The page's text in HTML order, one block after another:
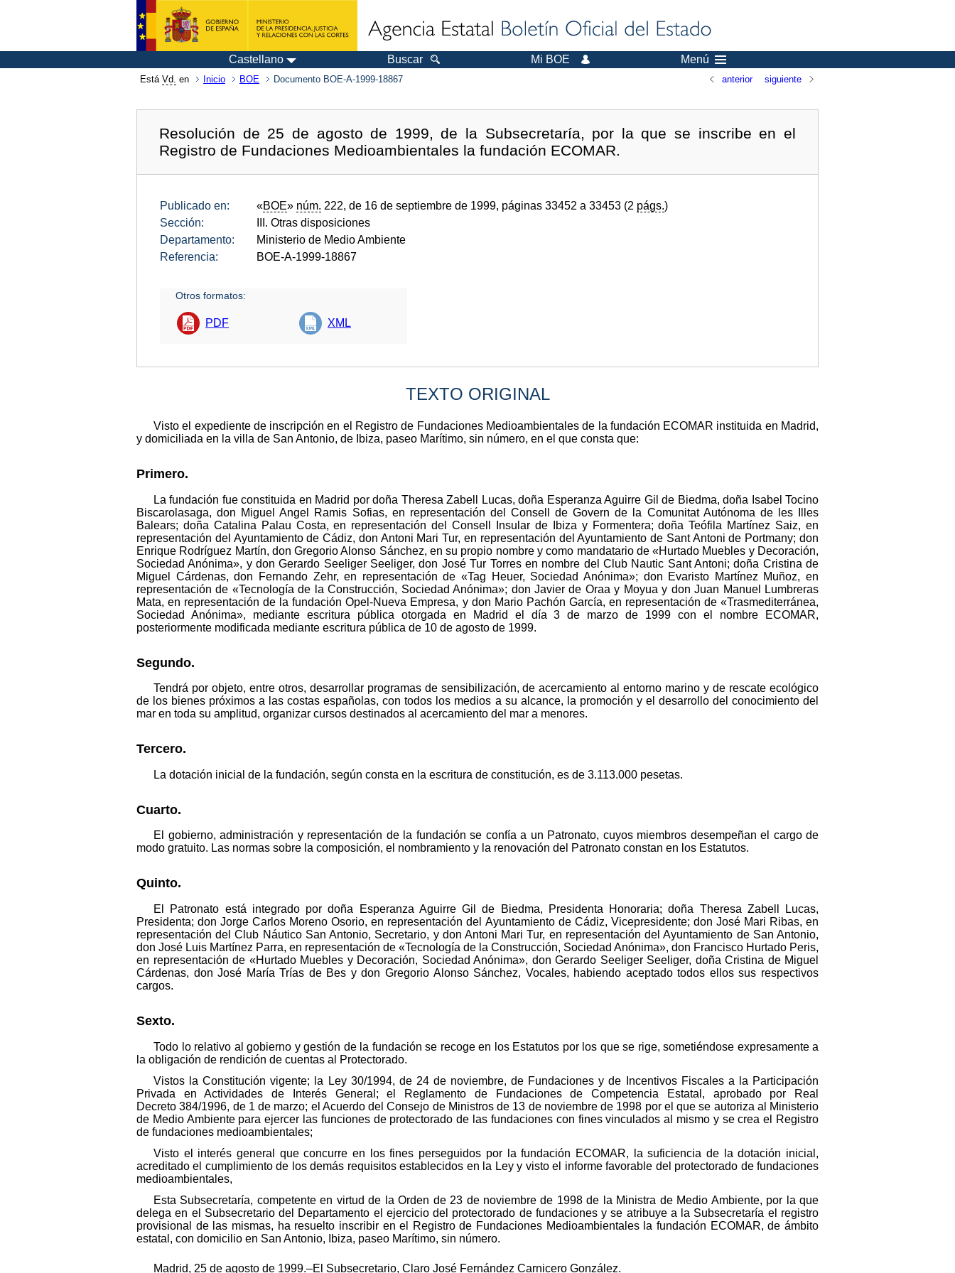
Castellano Buscar Mi BOE Menú
Está Vd. en Inicio BOE Documento BOE-A-1999-18867 anterior siguiente
Resolución de 25 de agosto de 1999, de la Subsecretaría, por la que se inscribe en el
Registro de Fundaciones Medioambientales la fundación ECOMAR.
Publicado en: «BOE» núm. 222, de 16 de septiembre de 1999, páginas 33452 a 33453 (2 págs.)
Sección:
III. Otras disposiciones
Departamento:
Ministerio de Medio Ambiente
Referencia:
BOE-A-1999-18867
Otros formatos:
PDF XML
TEXTO ORIGINAL
Visto el expediente de inscripción en el Registro de Fundaciones Medioambientales de la fundación ECOMAR instituida en Madrid,
y domiciliada en la villa de San Antonio, de Ibiza, paseo Marítimo, sin número, en el que consta que:
Primero.
La fundación fue constituida en Madrid por doña Theresa Zabell Lucas, doña Esperanza Aguirre Gil de Biedma, doña Isabel Tocino
Biscarolasaga, don Miguel Angel Ramis Sofias, en representación del Consell de Govern de la Comunitat Autónoma de les Illes
Balears; doña Catalina Palau Costa, en representación del Consell Insular de Ibiza y Formentera; doña Teófila Martínez Saiz, en
representación del Ayuntamiento de Cádiz, don Antoni Mari Tur, en representación del Ayuntamiento de Sant Antoni de Portmany; don
Enrique Rodríguez Martín, don Gregorio Alonso Sánchez, en su propio nombre y como mandatario de «Hurtado Muebles y Decoración,
Sociedad Anónima», y don Gerardo Seeliger Seeliger, don José Tur Torres en nombre del Club Nautic Sant Antoni; doña Cristina de
Miguel Cárdenas, don Fernando Zehr, en representación de «Tag Heuer, Sociedad Anónima»; don Evaristo Martínez Muñoz, en
representación de «Tecnología de la Construcción, Sociedad Anónima»; don Javier de Oraa y Moyua y don Juan Manuel Lumbreras
Mata, en representación de la fundación Opel-Nueva Empresa, y don Mario Pachón García, en representación de «Trasmediterránea,
Sociedad Anónima», mediante escritura pública otorgada en Madrid el día 3 de marzo de 1999 con el nombre ECOMAR,
posteriormente modificada mediante escritura pública de 10 de agosto de 1999.
Segundo.
Tendrá por objeto, entre otros, desarrollar programas de sensibilización, de acercamiento al entorno marino y de rescate ecológico
de los bienes próximos a las costas españolas, con todos los medios a su alcance, la promoción y el desarrollo del conocimiento del
mar en toda su amplitud, organizar cursos destinados al acercamiento del mar a menores.
Tercero.
La dotación inicial de la fundación, según consta en la escritura de constitución, es de 3.113.000 pesetas.
Cuarto.
El gobierno, administración y representación de la fundación se confía a un Patronato, cuyos miembros desempeñan el cargo de
modo gratuito. Las normas sobre la composición, el nombramiento y la renovación del Patronato constan en los Estatutos.
Quinto.
El Patronato está integrado por doña Esperanza Aguirre Gil de Biedma, Presidenta Honoraria; doña Theresa Zabell Lucas,
Presidenta; don Jorge Carlos Moreno Osorio, en representación del Ayuntamiento de Cádiz, Vicepresidente; don José Mari Ribas, en
representación del Club Náutico San Antonio, Secretario, y don Antoni Mari Tur, en representación del Ayuntamiento de San Antonio,
don José Luis Martínez Parra, en representación de «Tecnología de la Construcción, Sociedad Anónima», don Francisco Hurtado Peris,
en representación de «Hurtado Muebles y Decoración, Sociedad Anónima», don Gerardo Seeliger Seeliger, doña Cristina de Miguel
Cárdenas, don José María Trías de Bes y don Gregorio Alonso Sánchez, Vocales, habiendo aceptado todos ellos sus respectivos
cargos.
Sexto.
Todo lo relativo al gobierno y gestión de la fundación se recoge en los Estatutos por los que se rige, sometiéndose expresamente a
la obligación de rendición de cuentas al Protectorado.
Vistos la Constitución vigente; la Ley 30/1994, de 24 de noviembre, de Fundaciones y de Incentivos Fiscales a la Participación
Privada en Actividades de Interés General; el Reglamento de Fundaciones de Competencia Estatal, aprobado por Real
Decreto 384/1996, de 1 de marzo; el Acuerdo del Consejo de Ministros de 13 de noviembre de 1998 por el que se autoriza al Ministerio
de Medio Ambiente para ejercer las funciones de protectorado de las fundaciones con fines vinculados al mismo y se crea el Registro
de fundaciones medioambientales;
Visto el interés general que concurre en los fines perseguidos por la fundación ECOMAR, la suficiencia de la dotación inicial,
acreditado el cumplimiento de los demás requisitos establecidos en la Ley y visto el informe favorable del protectorado de fundaciones
medioambientales,
Esta Subsecretaría, competente en virtud de la Orden de 23 de noviembre de 1998 de la Ministra de Medio Ambiente, por la que
delega en el Subsecretario del Departamento el ejercicio del protectorado de fundaciones y se atribuye a la Subsecretaría el registro
provisional de las mismas, ha resuelto inscribir en el Registro de Fundaciones Medioambientales la fundación ECOMAR, de ámbito
estatal, con domicilio en San Antonio, Ibiza, paseo Marítimo, sin número.
Madrid, 25 de agosto de 1999.‒El Subsecretario, Claro José Fernández Carnicero González.